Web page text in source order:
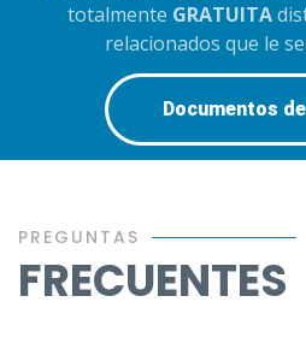
totalmente GRATUITA
relacionados que le
Documentos
PREGUNTAS
FRECUENTES